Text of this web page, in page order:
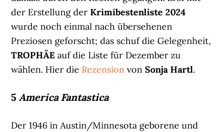
der Erstellung derKrimibestenliste 2024
wurde noch einmal nach übersehenen
Preziosen geforscht; das schuf die Gelegenheit,
TROPHÄE auf die Liste für Dezember zu
wählen. Hier die Rezension vonSonja Hartl.
5America Fantastica
Der 1946 in Austin/Minnesota geborene und